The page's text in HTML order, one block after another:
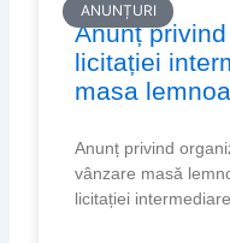
ANUNȚURI
Anunț
licitației
masa
Anunț privind
vânzare masă
licitației